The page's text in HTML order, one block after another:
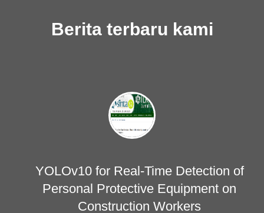
Berita terbaru kami
YOLOv10 for Real-Time Detection of
Personal Protective Equipment on
Construction Workers